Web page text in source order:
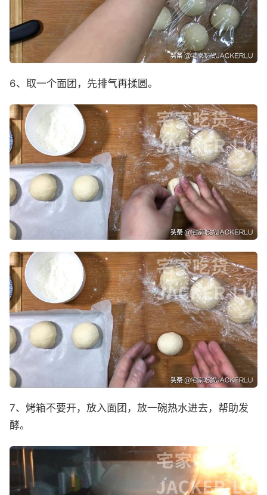
6、取一个面团，先排气再揉圆。
7、烤箱不要开，放入面团，放一碗热水进去，帮助发
酵。